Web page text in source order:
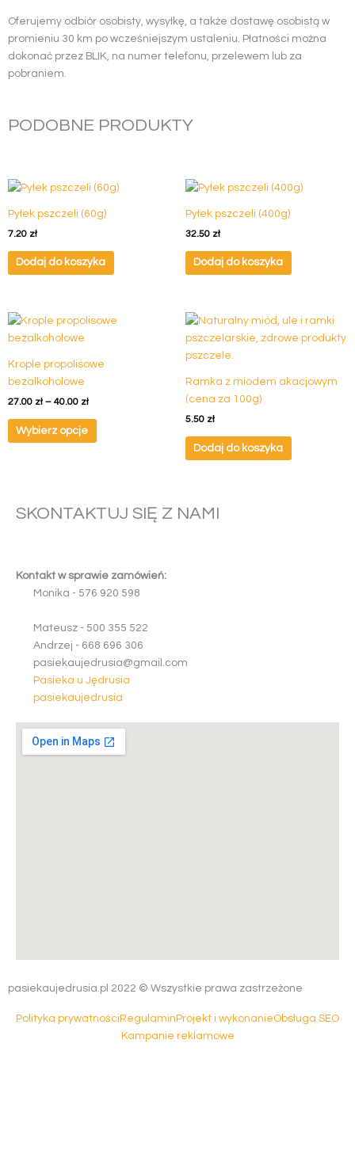
Oferujemy odbiór osobisty, wysyłkę, a także dostawę osobistą w
promieniu 30 km po wcześniejszym ustaleniu. Płatności można
dokonać przez BLIK, na numer telefonu, przelewem lub za
pobraniem.
PODOBNE PRODUKTY
Pyłek pszczeli (60g)
7.20 zł
Dodaj do koszyka
Pyłek pszczeli (400g)
32.50 zł
Dodaj do koszyka
Krople propolisowe
bezalkoholowe
27.00 zł – 40.00 zł
Zakres
do
Wybierz opcje
Ten
produkt
wiele
Opcje
można
wybrać
Ramka z miodem akacjowym
(cena za 100g)
5.50 zł
Dodaj do koszyka
SKONTAKTUJ SIĘ Z NAMI
Kontakt w sprawie zamówień:
Monika - 576 920 598
Mateusz - 500 355 522
Andrzej - 668 696 306
pasiekaujedrusia@gmail.com
Pasieka u Jędrusia
pasiekaujedrusia
pasiekaujedrusia.pl 2022 © Wszystkie prawa zastrzeżone
Polityka prywatności Regulamin Projekt i wykonanieObsługa SEO
Kampanie reklamowe